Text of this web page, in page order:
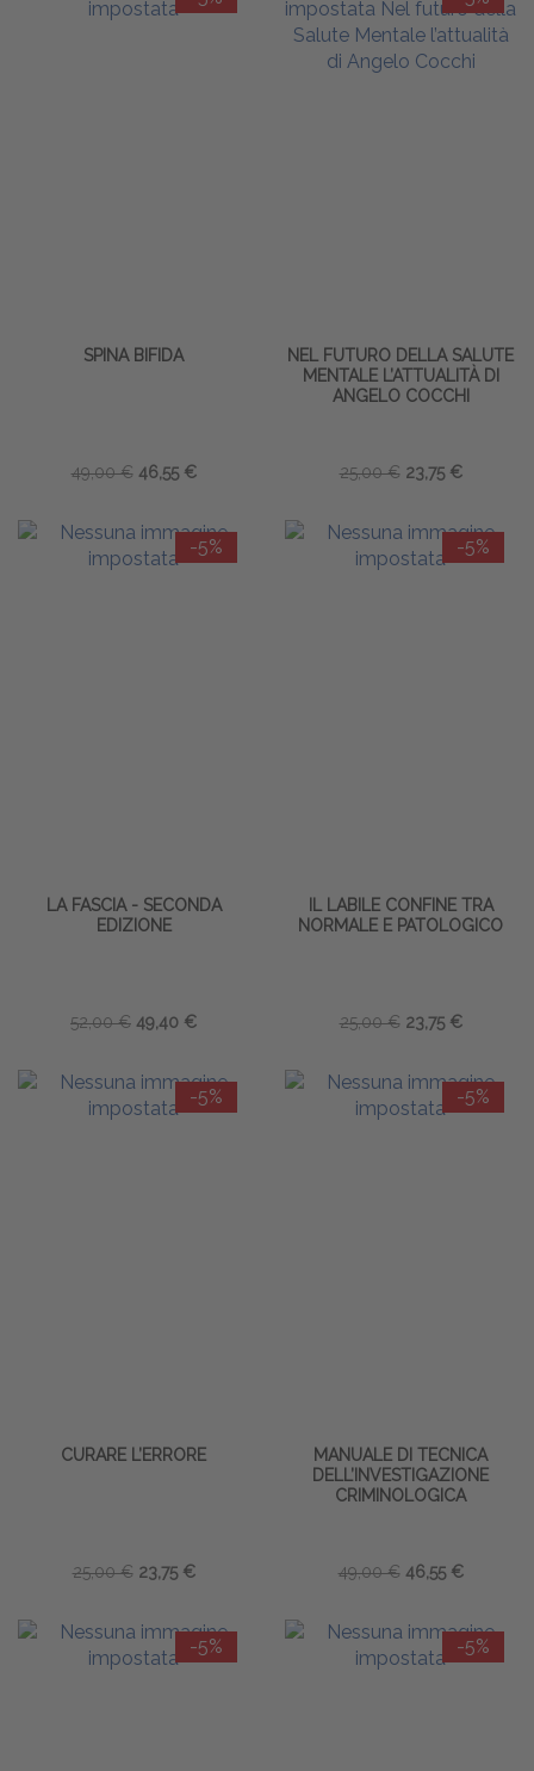
SPINA BIFIDA
49,00 € 46,55 €
NEL FUTURO DELLA SALUTE
MENTALE L’ATTUALITÀ DI
ANGELO COCCHI
25,00 € 23,75 €
-5%
LA FASCIA - SECONDA
EDIZIONE
52,00 € 49,40 €
-5%
IL LABILE CONFINE TRA
NORMALE E PATOLOGICO
25,00 € 23,75 €
-5%
CURARE L’ERRORE
25,00 € 23,75 €
-5%
MANUALE DI TECNICA
DELL’INVESTIGAZIONE
CRIMINOLOGICA
49,00 € 46,55 €
-5% -5%